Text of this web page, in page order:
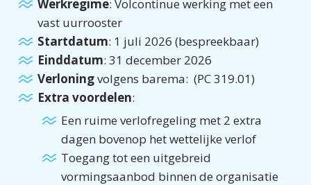
Werkregime: Volcontinue werking met een
vast uurrooster
Startdatum: 1 juli 2026 (bespreekbaar)
Einddatum: 31 december 2026
Verloningvolgens barema: (PC 319.01)
Extra voordelen:
Een ruime verlofregeling met 2 extra
dagen bovenop het wettelijke verlof
Toegang tot een uitgebreid
vormingsaanbod binnen de organisatie